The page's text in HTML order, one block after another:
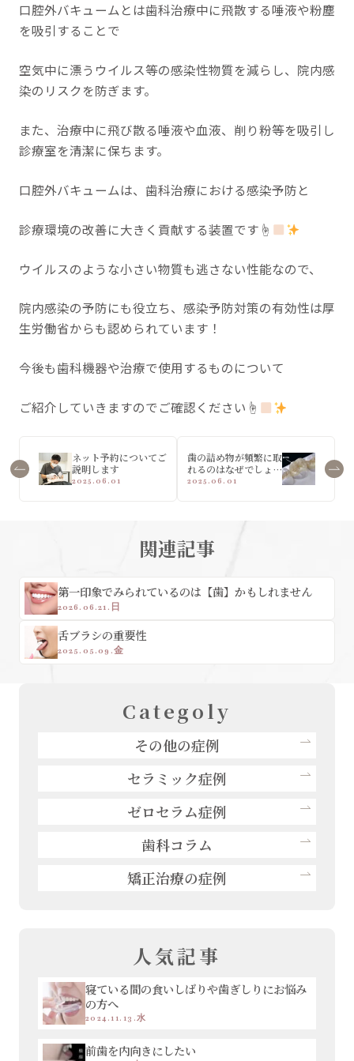
口腔外バキュームとは歯科治療中に飛散する唾液や粉塵
を吸引することで
空気中に漂うウイルス等の感染性物質を減らし、院内感
染のリスクを防ぎます。
また、治療中に飛び散る唾液や血液、削り粉等を吸引し
診療室を清潔に保ちます。
口腔外バキュームは、歯科治療における感染予防と
診療環境の改善に大きく貢献する装置です☝
ウイルスのような小さい物質も逃さない性能なので、
院内感染の予防にも役立ち、感染予防対策の有効性は厚
生労働省からも認められています！
今後も歯科機器や治療で使用するものについて
ご紹介していきますのでご確認ください☝
ネット予約についてご
説明します
2025.06.01
歯の詰め物が頻繁に取
れるのはなぜでしょう
か
2025.06.01
関連記事
第一印象でみられているのは【歯】かもしれません
2026.06.21.日
舌ブラシの重要性
2025.05.09.金
Categoly
その他の症例
セラミック症例
ゼロセラム症例
歯科コラム
矯正治療の症例
人気記事
寝ている間の食いしばりや歯ぎしりにお悩み
の方へ
2024.11.13.水
前歯を内向きにしたい